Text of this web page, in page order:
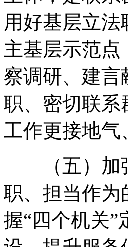
用好基层立
主基层示范点
察调研、建言
职、密切联系
工作更接地气
（五）加
职、担当作为
握“四个机关”